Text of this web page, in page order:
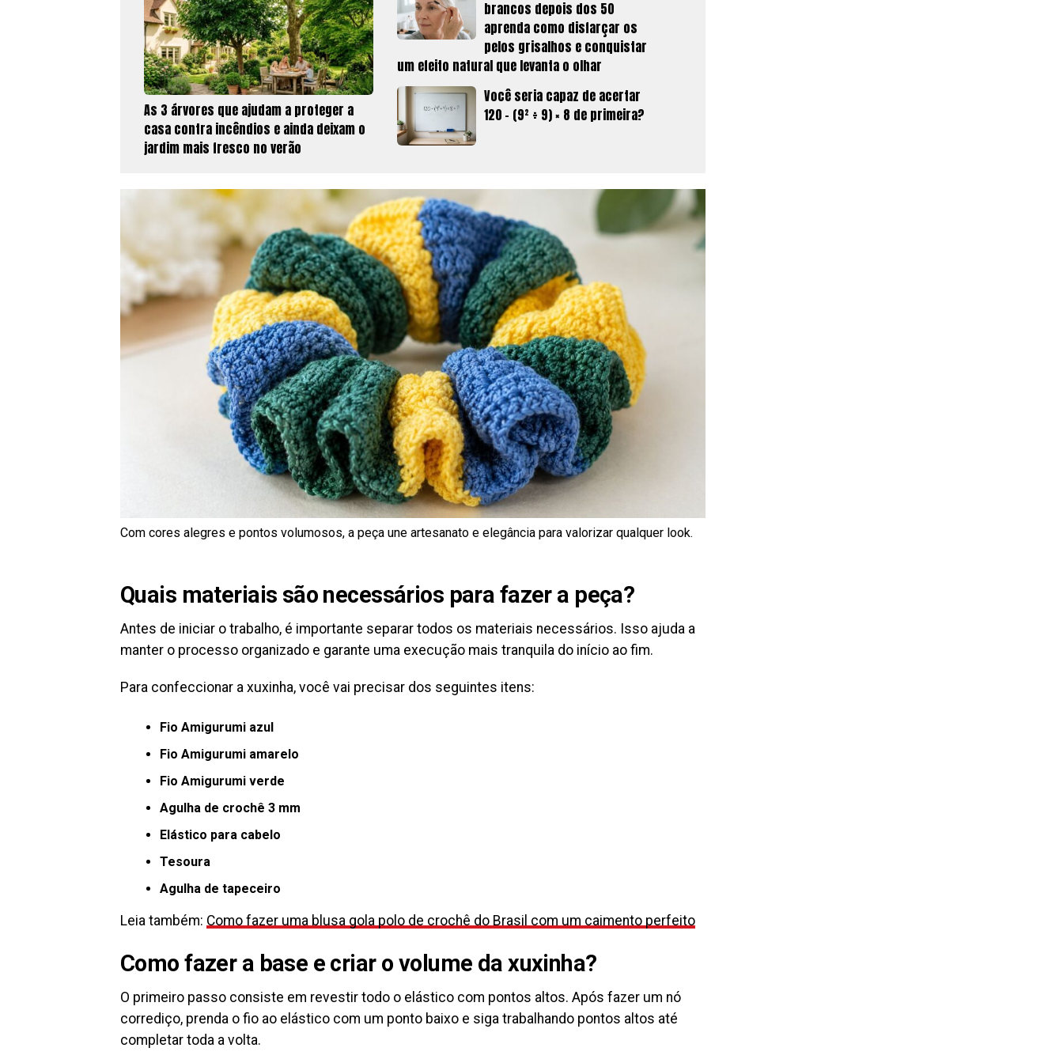
As 3 árvores que ajudam a proteger a
casa contra incêndios e ainda deixam o
jardim mais fresco no verão
brancos depois dos 50
aprenda como disfarçar os
pelos grisalhos e conquistar
um efeito natural que levanta o olhar
Você seria capaz de acertar
120 − (9² ÷ 9) × 8 de primeira?
Com cores alegres e pontos volumosos, a peça une artesanato e elegância para valorizar qualquer look.
Quais materiais são necessários para fazer a peça?
Antes de iniciar o trabalho, é importante separar todos os materiais necessários. Isso ajuda a
manter o processo organizado e garante uma execução mais tranquila do início ao fim.
Para confeccionar a xuxinha, você vai precisar dos seguintes itens:
Fio Amigurumi azul
Fio Amigurumi amarelo
Fio Amigurumi verde
Agulha de crochê 3 mm
Elástico para cabelo
Tesoura
Agulha de tapeceiro
Leia também: Como fazer uma blusa gola polo de crochê do Brasil com um caimento perfeito
Como fazer a base e criar o volume da xuxinha?
O primeiro passo consiste em revestir todo o elástico com pontos altos. Após fazer um nó
corrediço, prenda o fio ao elástico com um ponto baixo e siga trabalhando pontos altos até
completar toda a volta.